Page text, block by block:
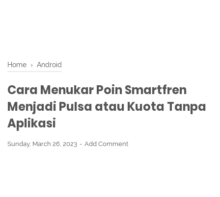
Home › Android
Cara Menukar Poin Smartfren
Menjadi Pulsa atau Kuota Tanpa
Aplikasi
Sunday, March 26, 2023 Add Comment